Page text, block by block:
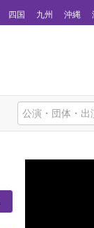
四国 九州 沖縄